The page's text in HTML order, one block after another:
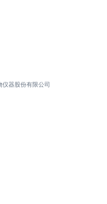
器股份有限公司